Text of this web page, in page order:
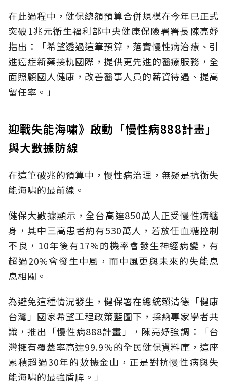
在此過程中，健保總額預算合併規模在今年已正式
突破1兆元衛生福利部中央健康保險署署長陳亮妤
指出：「希望透過這筆預算，落實慢性病治療、引
進癌症新藥接軌國際，提供更先進的醫療服務，全
面照顧國人健康，改善醫事人員的薪資待遇、提高
留任率。」
迎戰失能海嘯》啟動「慢性病888計畫」
與大數據防線
在這筆破兆的預算中，慢性病治理，無疑是抗衡失
能海嘯的最前線。
健保大數據顯示，全台高達850萬人正受慢性病纏
身，其中三高患者約有530萬人，若放任血糖控制
不良，10年後有17%的機率會發生神經病變，有
超過20%會發生中風，而中風更與未來的失能息
息相關。
為避免這種情況發生，健保署在總統賴清德「健康
台灣」國家希望工程政策藍圖下，採納專家學者共
識，推出「慢性病888計畫」，陳亮妤強調：「台
灣擁有覆蓋率高達99.9％的全民健保資料庫，這座
累積超過30年的數據金山，正是對抗慢性病與失
能海嘯的最強盾牌。」